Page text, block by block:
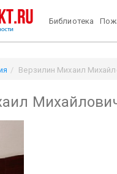
Библиотека
Верзилин Михаил